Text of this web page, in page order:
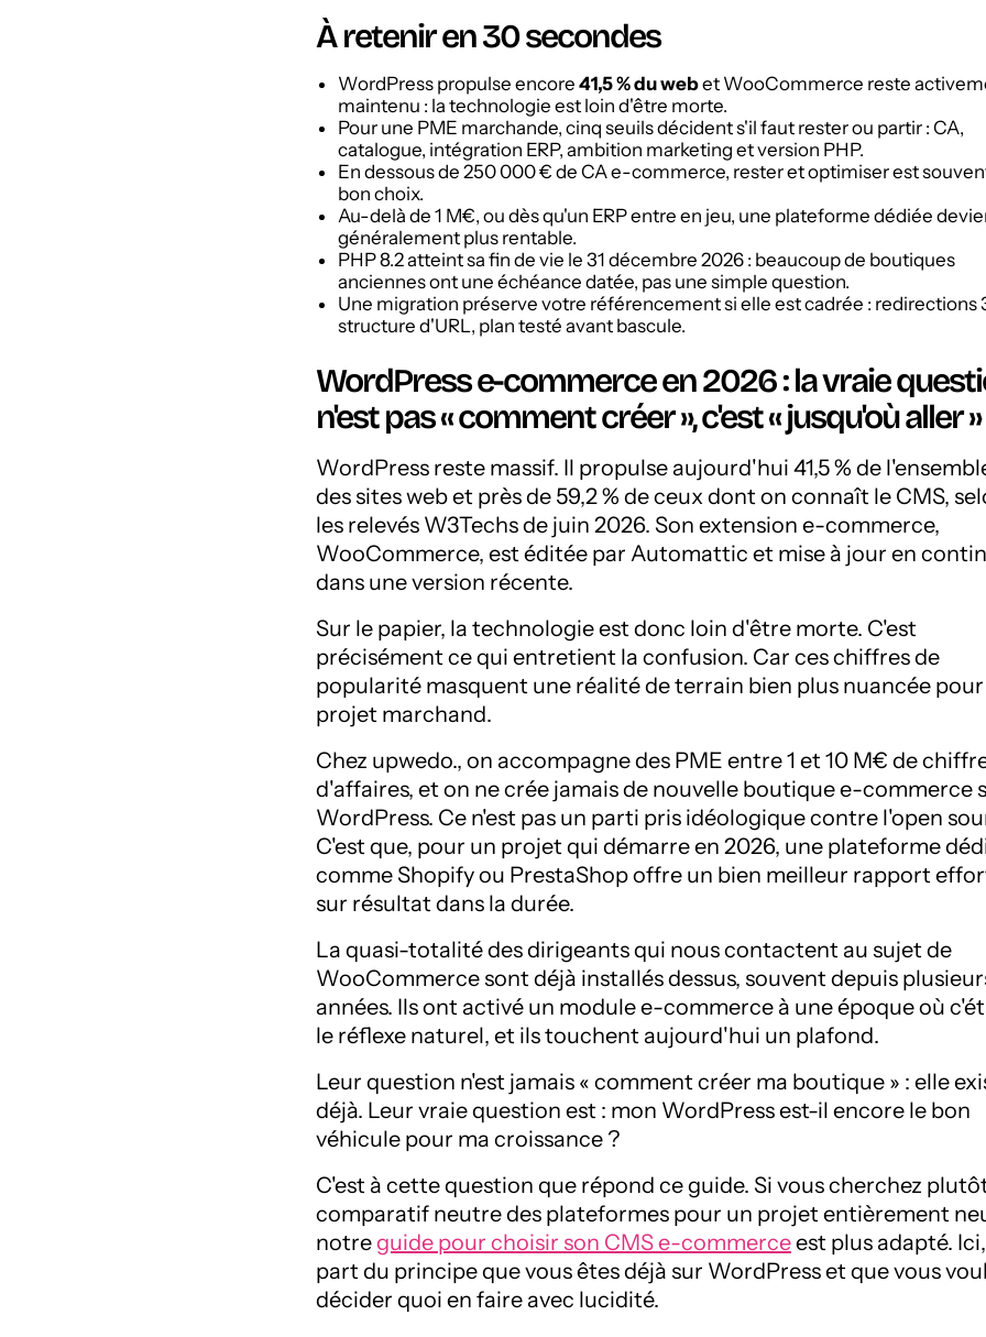
À retenir en 30 secondes
WordPress propulse encore 41,5 % du webet WooCommerce reste
maintenu : la technologie est loin d'être morte.
Pour une PME marchande, cinq seuils décident s'il faut rester ou partir : CA,
catalogue, intégration ERP, ambition marketing et version PHP.
En dessous de 250 000 € de CA e-commerce, rester et optimiser est
bon choix.
Au-delà de 1 M€, ou dès qu'un ERP entre en jeu, une plateforme dédiée
généralement plus rentable.
PHP 8.2 atteint sa fin de vie le 31 décembre 2026 : beaucoup de boutiques
anciennes ont une échéance datée, pas une simple question.
Une migration préserve votre référencement si elle est cadrée : redirections
structure d'URL, plan testé avant bascule.
WordPress e-commerce en 2026 : la vraie
n'est pas « comment créer », c'est « jusqu'où aller »
WordPress reste massif. Il propulse aujourd'hui 41,5 % de
des sites web et près de 59,2 % de ceux dont on connaît le CMS,
les relevés W3Techs de juin 2026. Son extension e-commerce,
WooCommerce, est éditée par Automattic et mise à jour en
dans une version récente.
Sur le papier, la technologie est donc loin d'être morte. C'est
précisément ce qui entretient la confusion. Car ces chiffres de
popularité masquent une réalité de terrain bien plus nuancée
projet marchand.
Chez upwedo., on accompagne des PME entre 1 et 10 M€ de
d'affaires, et on ne crée jamais de nouvelle boutique e-commerce
WordPress. Ce n'est pas un parti pris idéologique contre l'open
C'est que, pour un projet qui démarre en 2026, une plateforme
comme Shopify ou PrestaShop offre un bien meilleur rapport
sur résultat dans la durée.
La quasi-totalité des dirigeants qui nous contactent au sujet de
WooCommerce sont déjà installés dessus, souvent depuis
années. Ils ont activé un module e-commerce à une époque où
le réflexe naturel, et ils touchent aujourd'hui un plafond.
Leur question n'est jamais « comment créer ma boutique » : elle
déjà. Leur vraie question est : mon WordPress est-il encore le bon
véhicule pour ma croissance ?
C'est à cette question que répond ce guide. Si vous cherchez
comparatif neutre des plateformes pour un projet entièrement
notreguide pour choisir son CMS e-commerceest plus adapté.
part du principe que vous êtes déjà sur WordPress et que vous
décider quoi en faire avec lucidité.